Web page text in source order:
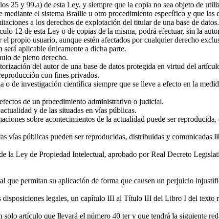
25 y 99.a) de esta Ley, y siempre que la copia no sea objeto de
el sistema Braille u otro procedimiento específico y que
a los derechos de explotación del titular de una base de datos.
12 de esta Ley o de copias de la misma, podrá efectuar, sin la
propio usuario, aunque estén afectados por cualquier derecho
aplicable únicamente a dicha parte.
de pleno derecho.
del autor de una base de datos protegida en virtud del
con fines privados.
de investigación científica siempre que se lleve a efecto en la
de un procedimiento administrativo o judicial.
y de las situadas en vías públicas.
sobre acontecimientos de la actualidad puede ser
vías públicas pueden ser reproducidas, distribuidas y
Ley de Propiedad Intelectual, aprobado por Real Decreto
que permitan su aplicación de forma que causen un perjuicio
disposiciones legales, un capítulo III al Título III del Libro I del
artículo que llevará el número 40 ter y que tendrá la siguiente